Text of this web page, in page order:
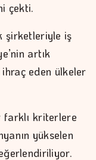
çekti.
şirketleriyle iş
artık
eden ülkeler
farklı kriterlere
yükselen